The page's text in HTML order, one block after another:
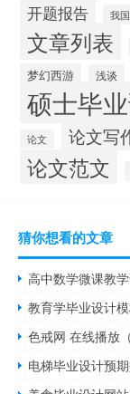
开题报告 我国
文章列表
梦幻西游 浅谈
硕士毕
论文 论文写
论文范文
猜你想看的文章
高中数学微课教
教育学毕业设计
色戒网 在线播放
电梯毕业设计预